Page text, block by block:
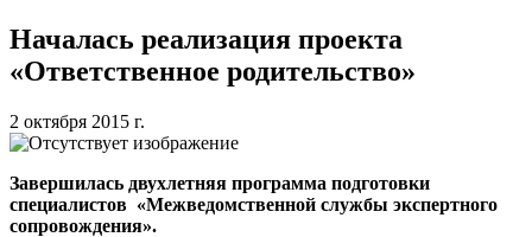
Началась реализация проекта
«Ответственное родительство»
2 октября 2015 г.
Завершилась двухлетняя программа подготовки
специалистов «Межведомственной службы экспертного
сопровождения».